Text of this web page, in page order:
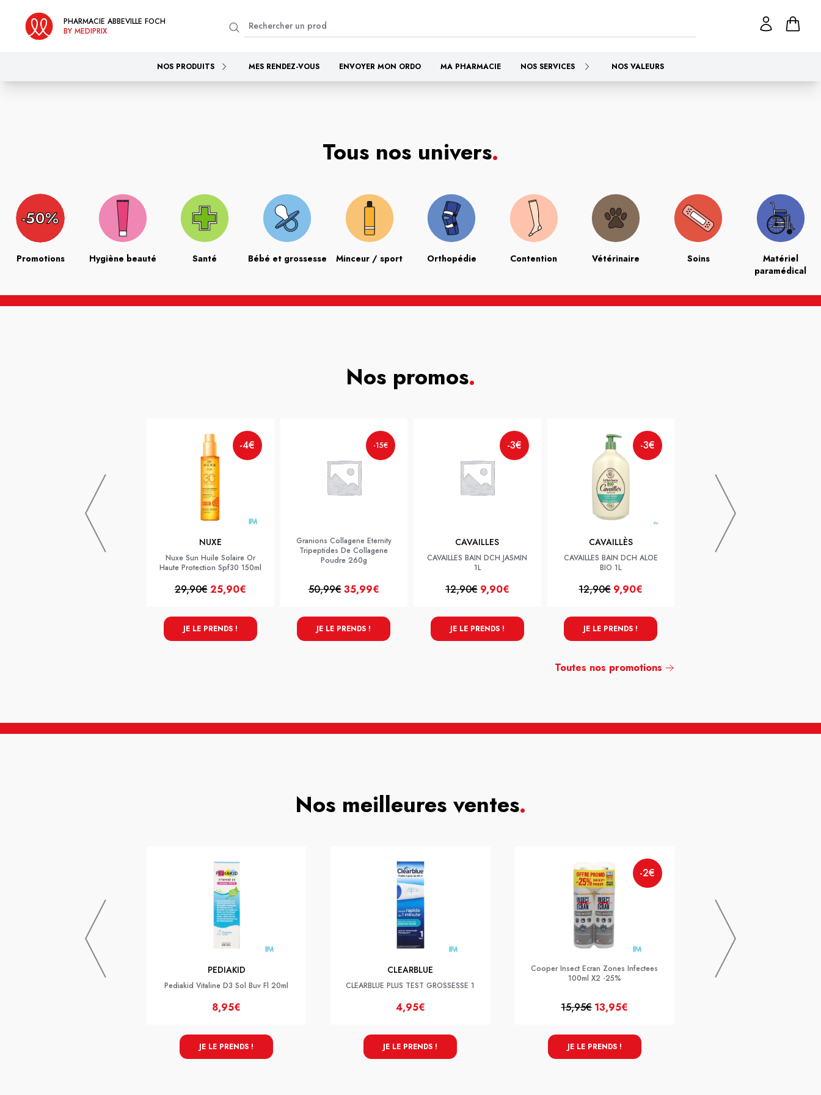
PHARMACIE ABBEVILLE FOCH
BY MEDIPRIX
NOS PRODUITS MES RENDEZ-VOUS ENVOYER MON ORDO MA PHARMACIE NOS SERVICES NOS VALEURS
Tous nos univers.
Promotions Hygiène beauté Santé Bébé et grossesse Minceur / sport Orthopédie Contention Vétérinaire Soins
Matériel
paramédical
Nos promos.
-4€
NUXE
Nuxe Sun Huile Solaire Or
Haute Protection Spf30 150ml
29,90€25,90€
JE LE PRENDS !
-15€
Granions Collagene Eternity
Tripeptides De Collagene
Poudre 260g
50,99€35,99€
JE LE PRENDS !
-3€
CAVAILLES
CAVAILLES BAIN DCH JASMIN
1L
12,90€ 9,90€
JE LE PRENDS !
-3€
CAVAILLÈS
CAVAILLES BAIN DCH ALOE
BIO 1L
12,90€ 9,90€
JE LE PRENDS !
Toutes nos promotions
Nos meilleures ventes.
PEDIAKID
Pediakid Vitaline D3 Sol Buv Fl 20ml
8,95€
JE LE PRENDS !
CLEARBLUE
CLEARBLUE PLUS TEST GROSSESSE 1
4,95€
JE LE PRENDS !
-2€
Cooper Insect Ecran Zones Infectees
100ml X2 -25%
15,95€ 13,95€
JE LE PRENDS !